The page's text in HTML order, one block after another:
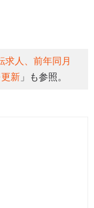
求人、前年同月
新 」も参照。